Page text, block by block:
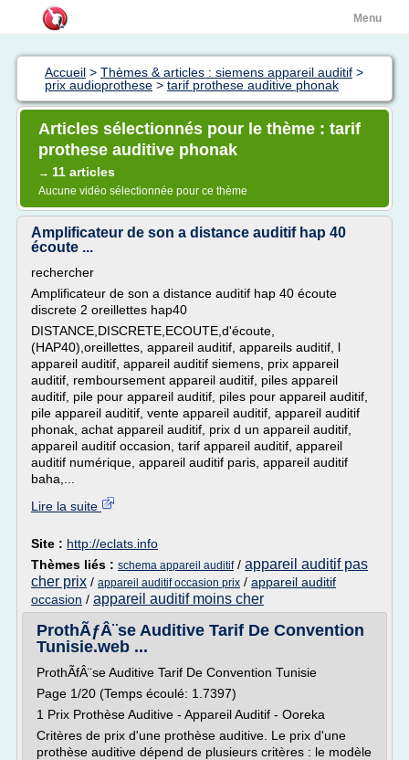
Menu
Accueil > Thèmes & articles : siemens appareil auditif >
prix audioprothese > tarif prothese auditive phonak
Articles sélectionnés pour le thème : tarif
prothese auditive phonak
→ 11 articles
Aucune vidéo sélectionnée pour ce thème
Amplificateur de son a distance auditif hap 40
écoute ...
rechercher
Amplificateur de son a distance auditif hap 40 écoute
discrete 2 oreillettes hap40
DISTANCE,DISCRETE,ECOUTE,d'écoute,
(HAP40),oreillettes, appareil auditif, appareils auditif, l
appareil auditif, appareil auditif siemens, prix appareil
auditif, remboursement appareil auditif, piles appareil
auditif, pile pour appareil auditif, piles pour appareil auditif,
pile appareil auditif, vente appareil auditif, appareil auditif
phonak, achat appareil auditif, prix d un appareil auditif,
appareil auditif occasion, tarif appareil auditif, appareil
auditif numérique, appareil auditif paris, appareil auditif
baha,...
Lire la suite
Site : http://eclats.info
Thèmes liés : schema appareil auditif/ appareil auditif pas
cher prix / appareil auditif occasion prix / appareil auditif
occasion / appareil auditif moins cher
ProthÃƒÂ¨se Auditive Tarif De Convention
Tunisie.web ...
ProthÃfÂ¨se Auditive Tarif De Convention Tunisie
Page 1/20 (Temps écoulé: 1.7397)
1 Prix Prothèse Auditive - Appareil Auditif - Ooreka
Critères de prix d'une prothèse auditive. Le prix d'une
prothèse auditive dépend de plusieurs critères : le modèle